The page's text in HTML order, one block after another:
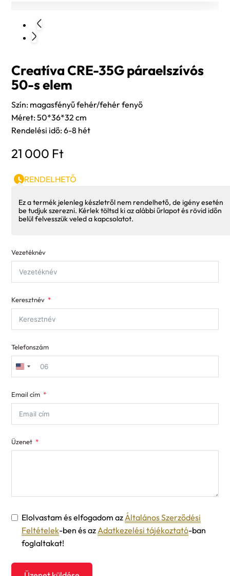
Creatíva CRE-35G páraelszívós
50-s elem
Szín: magasfényű fehér/fehér fenyő
Méret: 50*36*32 cm
Rendelési idő: 6-8 hét
21 000 Ft
RENDELHETŐ
Ez a termék jelenleg készletről nem rendelhető, de igény esetén
be tudjuk szerezni. Kérlek töltsd ki az alábbi űrlapot és rövid időn
belül felvesszük veled a kapcsolatot.
Vezetéknév
Keresztnév
Telefonszám
United
+1
Email cím
Üzenet
Elolvastam és elfogadom azÁltalános Szerződési
Feltételek-ben és azAdatkezelési tájékoztató-ban
foglaltakat!